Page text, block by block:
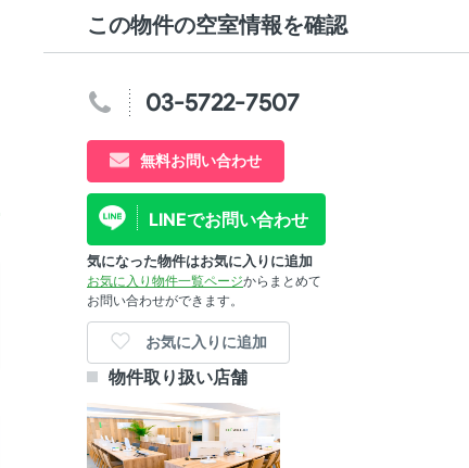
この物件の空室情報を確認
03-5722-7507
無料お問い合わせ
LINEでお問い合わせ
気になった物件はお気に入りに追加
お気に入り物件一覧ページからまとめて
お問い合わせができます。
お気に入りに追加
物件取り扱い店舗